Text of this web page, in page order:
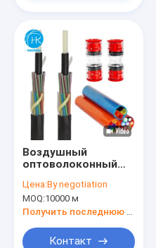
Воздушный
оптоволоконный
одномодного
микропровода
Цена:By negotiation
MOQ:10000 м
Получить последнюю цену
Контакт